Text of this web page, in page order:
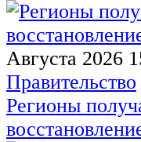
Августа 2026
Правительство
Регионы